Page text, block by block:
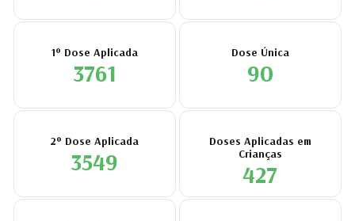
1º Dose Aplicada
3761
2º Dose Aplicada
3549
Dose Única
90
Doses Aplicadas em
Crianças
427